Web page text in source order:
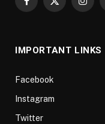
Facebook
X
IMPORTANT LINKS
Facebook
Instagram
Twitter